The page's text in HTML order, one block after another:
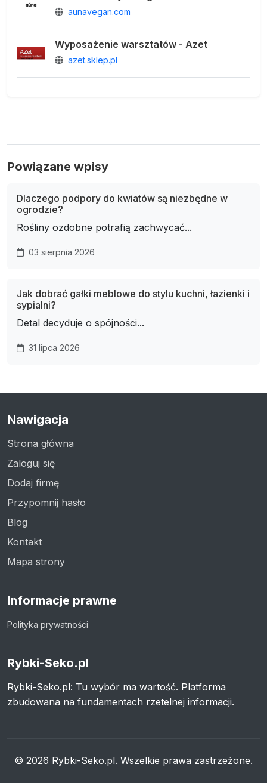
aunavegan.com
Wyposażenie warsztatów - Azet
azet.sklep.pl
Powiązane wpisy
Dlaczego podpory do kwiatów są niezbędne w
ogrodzie?
Rośliny ozdobne potrafią zachwycać...
03 sierpnia 2026
Jak dobrać gałki meblowe do stylu kuchni, łazienki i
sypialni?
Detal decyduje o spójności...
31 lipca 2026
Nawigacja
Strona główna
Zaloguj się
Dodaj firmę
Przypomnij hasło
Blog
Kontakt
Mapa strony
Informacje prawne
Polityka prywatności
Rybki-Seko.pl
Rybki-Seko.pl: Tu wybór ma wartość. Platforma
zbudowana na fundamentach rzetelnej informacji.
© 2026 Rybki-Seko.pl. Wszelkie prawa zastrzeżone.